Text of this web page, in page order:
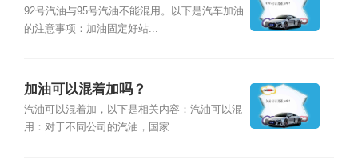
92号汽油与95号汽油不能混用。以下是汽车加油
的注意事项：加油固定好站...
加油可以混着加吗？
汽油可以混着加，以下是相关内容：汽油可以混
用：对于不同公司的汽油，国家...